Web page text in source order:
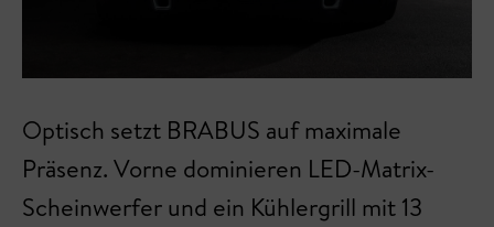
Optisch setzt BRABUS auf maximale
Präsenz. Vorne dominieren LED-Matrix-
Scheinwerfer und ein Kühlergrill mit 13